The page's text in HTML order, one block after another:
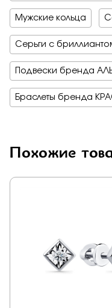
Мужские кольца
Серьги с
Подвески бренда
Браслеты бренда
Похожие